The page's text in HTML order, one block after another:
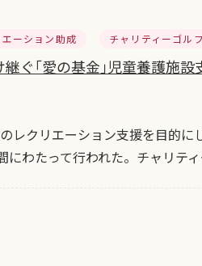
ーション助成 チャリティーゴル
ぐ｢愛の基金｣児童養護施
クリエーション支援を目的に
にわたって行われた。チャリテ